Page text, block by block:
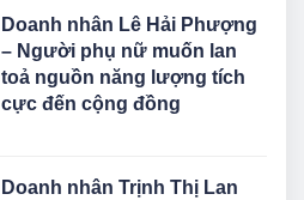
Doanh nhân Lê Hải Phượng
– Người phụ nữ muốn lan
toả nguồn năng lượng tích
cực đến cộng đồng
Doanh nhân Trịnh Thị Lan